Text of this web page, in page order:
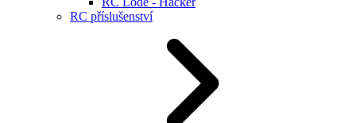
RC příslušenství